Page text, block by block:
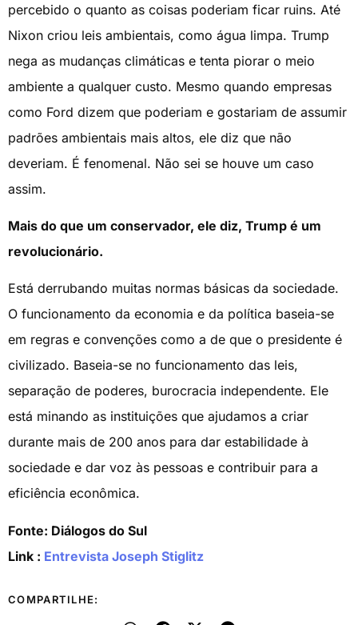
percebido o quanto as coisas poderiam ficar ruins. Até
Nixon criou leis ambientais, como água limpa. Trump
nega as mudanças climáticas e tenta piorar o meio
ambiente a qualquer custo. Mesmo quando empresas
como Ford dizem que poderiam e gostariam de assumir
padrões ambientais mais altos, ele diz que não
deveriam. É fenomenal. Não sei se houve um caso
assim.
Mais do que um conservador, ele diz, Trump é um
revolucionário.
Está derrubando muitas normas básicas da sociedade.
O funcionamento da economia e da política baseia-se
em regras e convenções como a de que o presidente é
civilizado. Baseia-se no funcionamento das leis,
separação de poderes, burocracia independente. Ele
está minando as instituições que ajudamos a criar
durante mais de 200 anos para dar estabilidade à
sociedade e dar voz às pessoas e contribuir para a
eficiência econômica.
Fonte: Diálogos do Sul
Link : Entrevista Joseph Stiglitz
COMPARTILHE: